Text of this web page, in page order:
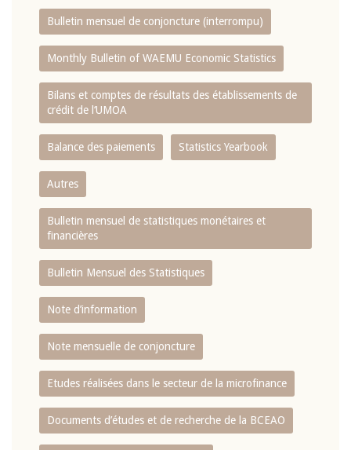
Bulletin mensuel de conjoncture (interrompu)
Monthly Bulletin of WAEMU Economic Statistics
Bilans et comptes de résultats des établissements de
crédit de l‘UMOA
Balance des paiements Statistics Yearbook
Autres
Bulletin mensuel de statistiques monétaires et
financières
Bulletin Mensuel des Statistiques
Note d’information
Note mensuelle de conjoncture
Etudes réalisées dans le secteur de la microfinance
Documents d’études et de recherche de la BCEAO